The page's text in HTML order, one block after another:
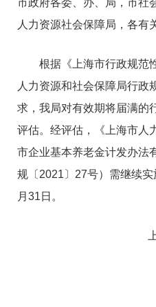
市政府各委、办、局，市社
人力资源社会保障局，各有
根据《上海市行政规范
人力资源和社会保障局行政
求，我局对有效期将届满的
评估。经评估，《上海市人
市企业基本养老金计发办法
规〔2021〕27号）需继续
月31日。